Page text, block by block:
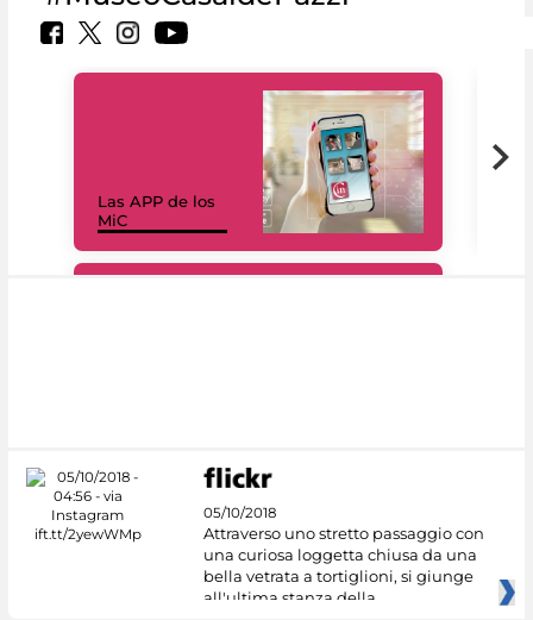
Las APP de los
MiC
05/10/2018
Attraverso uno stretto passaggio con
una curiosa loggetta chiusa da una
bella vetrata a tortiglioni, si giunge
all'ultima stanza della